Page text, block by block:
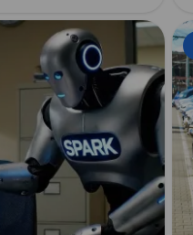
online
také fyzické
vždy odhalí vše.